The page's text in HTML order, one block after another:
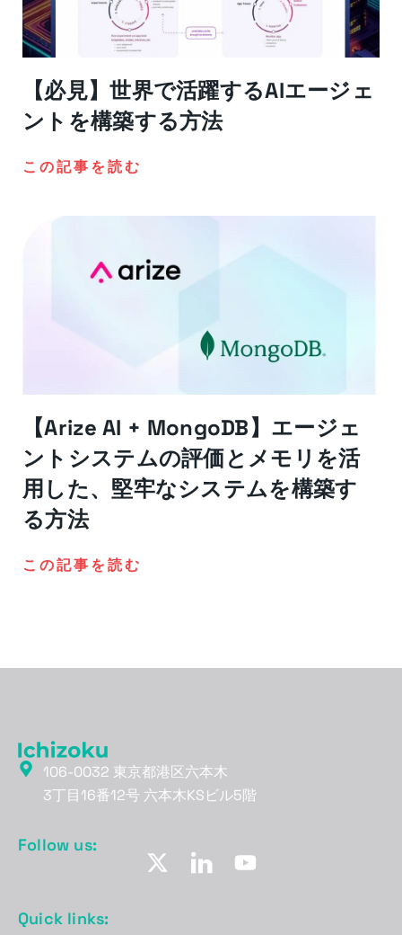
【必見】世界で活躍するAIエージェ
ントを構築する方法
この記事を読む
【Arize AI + MongoDB】エージェ
ントシステムの評価とメモリを活
用した、堅牢なシステムを構築す
る方法
この記事を読む
106-0032 東京都港区六本木
3丁目16番12号 六本木KSビル5階
Quick links:
Follow us: